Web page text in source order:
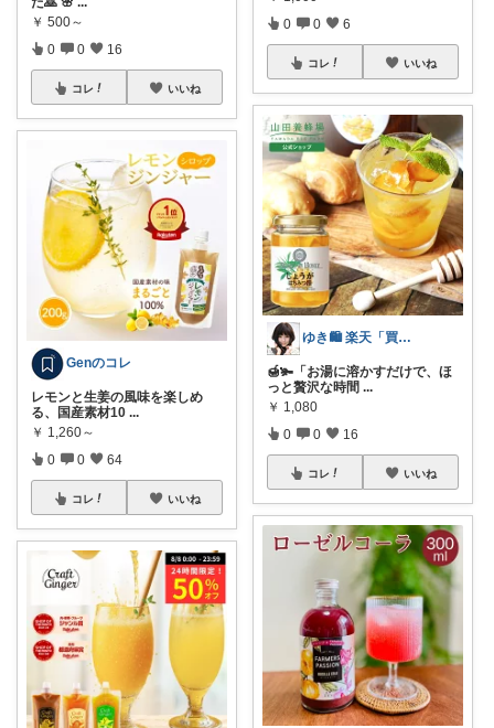
￥ 500～
0 0 16
コレ いいね
Genのコレ
レモンと生姜の風味を楽しめ
る、国産素材10 ...
￥ 1,260～
0 0 64
コレ いいね
0 0 6
コレ いいね
ゆき🛍️ 楽天「買ってよかった」を厳選
🍯🫚「お湯に溶かすだけで、ほ
っと贅沢な時間 ...
￥ 1,080
0 0 16
コレ いいね